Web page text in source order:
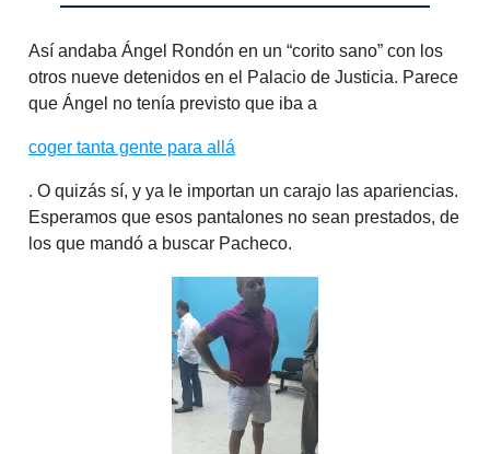
Así andaba Ángel Rondón en un “corito sano” con los
otros nueve detenidos en el Palacio de Justicia. Parece
que Ángel no tenía previsto que iba a
coger tanta gente para allá
. O quizás sí, y ya le importan un carajo las apariencias.
Esperamos que esos pantalones no sean prestados, de
los que mandó a buscar Pacheco.